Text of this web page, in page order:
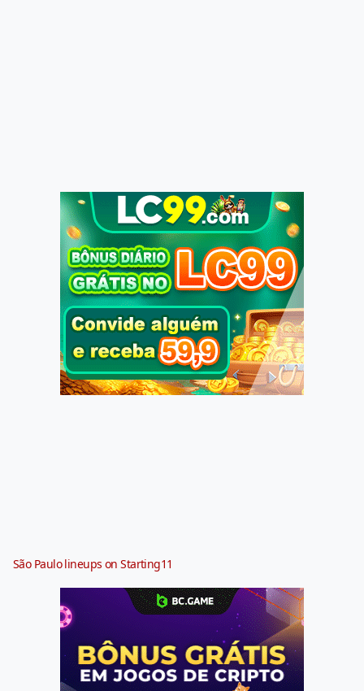
São Paulo lineups on Starting11